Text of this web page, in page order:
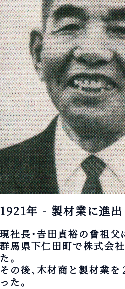
1921年 - 製材業に進出
現社長・𠮷田貞裕の曾祖
群馬県下仁田町で株式会
た。
その後、木材商と製材業
った。